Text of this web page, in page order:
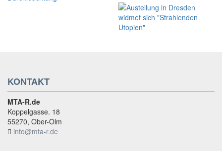
KONTAKT
MTA-R.de
Koppelgasse. 18
55270, Ober-Olm
info@mta-r.de